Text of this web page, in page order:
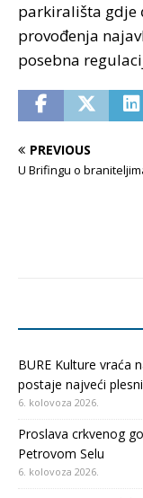
parkirališta gdje
provođenja
posebna
PREVIOUS
U Brifingu o
BURE Kulture vraća
postaje najveći
6. kolovoza 2026.
Proslava crkvenog
Petrovom Selu
6. kolovoza 2026.